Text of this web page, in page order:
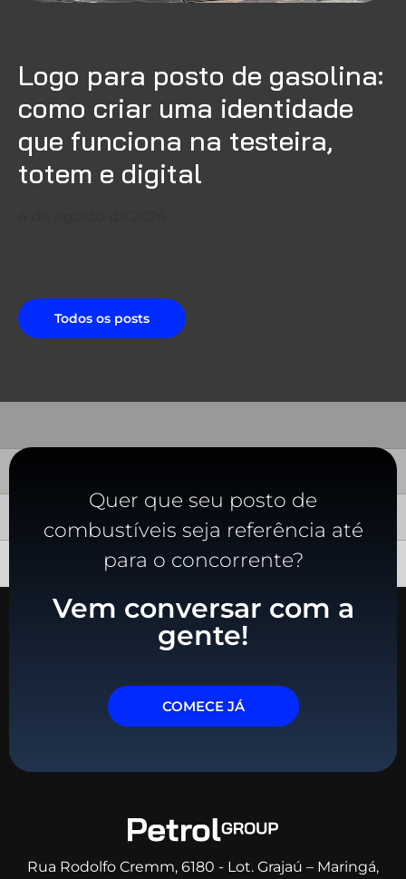
Logo para posto de gasolina:
como criar uma identidade
que funciona na testeira,
totem e digital
Todos os posts
Quer que seu posto de
combustíveis seja referência até
para o concorrente?
Vem conversar com a
gente!
COMECE JÁ
Rua Rodolfo Cremm, 6180 - Lot. Grajaú – Maringá,